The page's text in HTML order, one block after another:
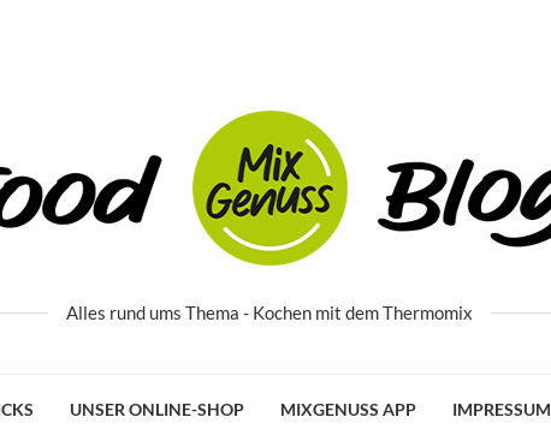
Alles rund ums Thema - Kochen mit dem Thermomix
UNSER ONLINE-SHOP MIXGENUSS APP IMPRESSUM